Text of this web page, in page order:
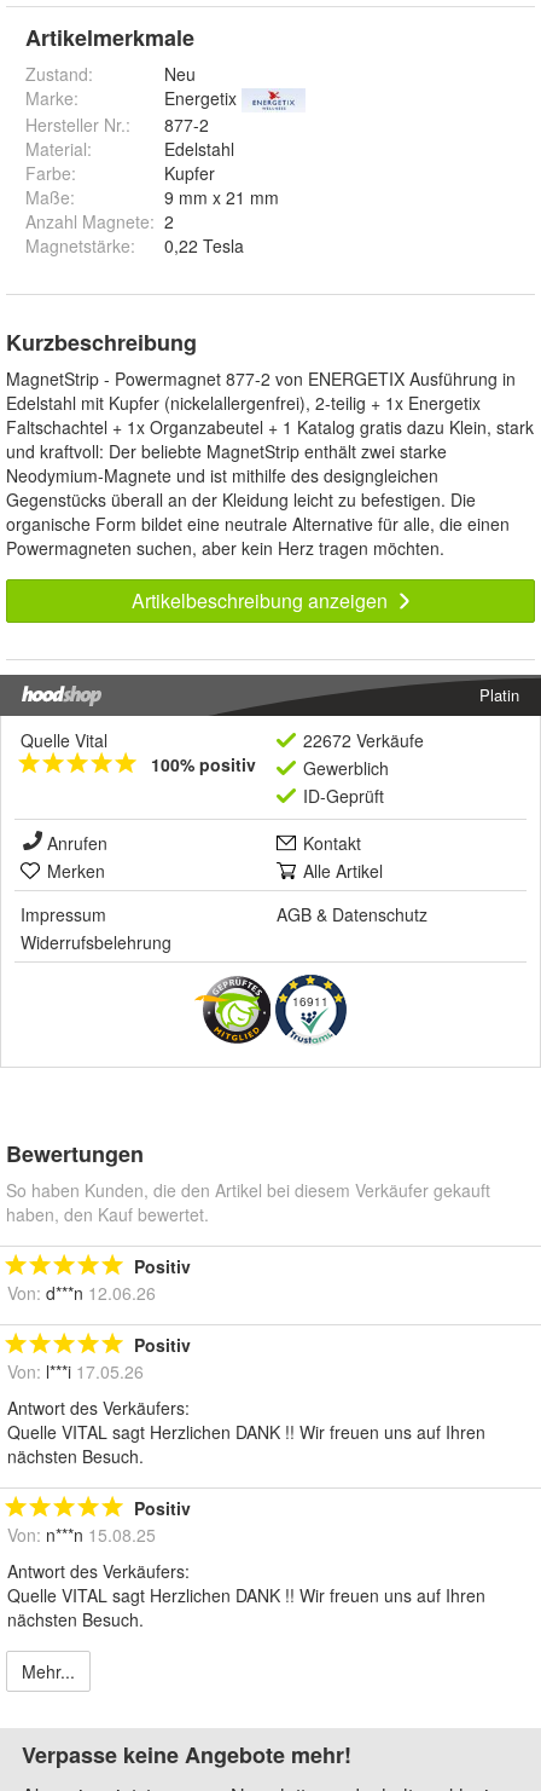
Artikelmerkmale
Zustand:
Neu
Marke:
Energetix
Hersteller Nr.:
877-2
Material:
Edelstahl
Farbe:
Kupfer
Maße:
9 mm x 21 mm
Anzahl Magnete: 2
Magnetstärke: 0,22 Tesla
Kurzbeschreibung
MagnetStrip - Powermagnet 877-2 von ENERGETIX Ausführung in
Edelstahl mit Kupfer (nickelallergenfrei), 2-teilig + 1x Energetix
Faltschachtel + 1x Organzabeutel + 1 Katalog gratis dazu Klein, stark
und kraftvoll: Der beliebte MagnetStrip enthält zwei starke
Neodymium-Magnete und ist mithilfe des designgleichen
Gegenstücks überall an der Kleidung leicht zu befestigen. Die
organische Form bildet eine neutrale Alternative für alle, die einen
Powermagneten suchen, aber kein Herz tragen möchten.
Artikelbeschreibung anzeigen
Platin
Quelle Vital
100% positiv
22672 Verkäufe
Gewerblich
ID-Geprüft
Anrufen
Kontakt
Merken
Alle Artikel
Impressum
AGB & Datenschutz
Widerrufsbelehrung
16911
Bewertungen
So haben Kunden, die den Artikel bei diesem Verkäufer gekauft
haben, den Kauf bewertet.
Positiv
Von: d***n 12.06.26
Positiv
Von: l***i 17.05.26
Antwort des Verkäufers:
Quelle VITAL sagt Herzlichen DANK !! Wir freuen uns auf Ihren
nächsten Besuch.
Positiv
Von: n***n 15.08.25
Antwort des Verkäufers:
Quelle VITAL sagt Herzlichen DANK !! Wir freuen uns auf Ihren
nächsten Besuch.
Mehr...
Verpasse keine Angebote mehr!